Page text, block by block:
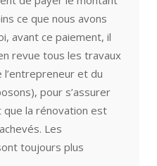
ce que nous avons
avant ce paiement, il
revue tous les travaux
l’entrepreneur et du
pour s’assurer
que la rénovation est
Les
toujours plus